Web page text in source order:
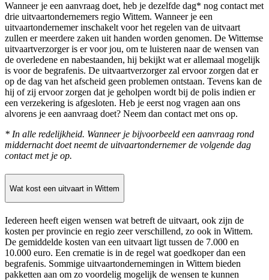
Wanneer je een aanvraag doet, heb je dezelfde dag* nog contact met
drie uitvaartondernemers regio Wittem. Wanneer je een
uitvaartondernemer inschakelt voor het regelen van de uitvaart
zullen er meerdere zaken uit handen worden genomen. De Wittemse
uitvaartverzorger is er voor jou, om te luisteren naar de wensen van
de overledene en nabestaanden, hij bekijkt wat er allemaal mogelijk
is voor de begrafenis. De uitvaartverzorger zal ervoor zorgen dat er
op de dag van het afscheid geen problemen ontstaan. Tevens kan de
hij of zij ervoor zorgen dat je geholpen wordt bij de polis indien er
een verzekering is afgesloten. Heb je eerst nog vragen aan ons
alvorens je een aanvraag doet? Neem dan contact met ons op.
* In alle redelijkheid. Wanneer je bijvoorbeeld een aanvraag rond
middernacht doet neemt de uitvaartondernemer de volgende dag
contact met je op.
Wat kost een uitvaart in Wittem
Iedereen heeft eigen wensen wat betreft de uitvaart, ook zijn de
kosten per provincie en regio zeer verschillend, zo ook in Wittem.
De gemiddelde kosten van een uitvaart ligt tussen de 7.000 en
10.000 euro. Een crematie is in de regel wat goedkoper dan een
begrafenis. Sommige uitvaartondernemingen in Wittem bieden
pakketten aan om zo voordelig mogelijk de wensen te kunnen